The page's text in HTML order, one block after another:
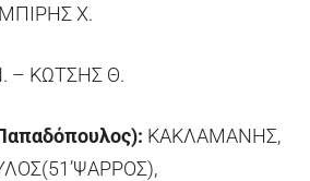
Χ.
– ΚΩΤΣΗΣ Θ.
ΚΑΚΛΑΜΑΝΗΣ,